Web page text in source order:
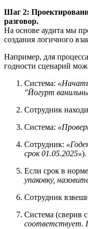
Шаг 2:
разговор.
На основе аудита мы
создания логичного
Например, для
годности сценарий
Система:
"Йогурт
Сотрудник
Система:
Сотрудник:
срок 01.05.2025»).
Если срок в
упаковку,
Сотрудник
Система (сверив
соответствует.